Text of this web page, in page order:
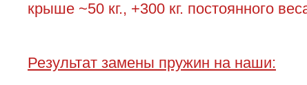
крыше ~50 кг., +300 кг. постоянного
Результат замены пружин на наши: